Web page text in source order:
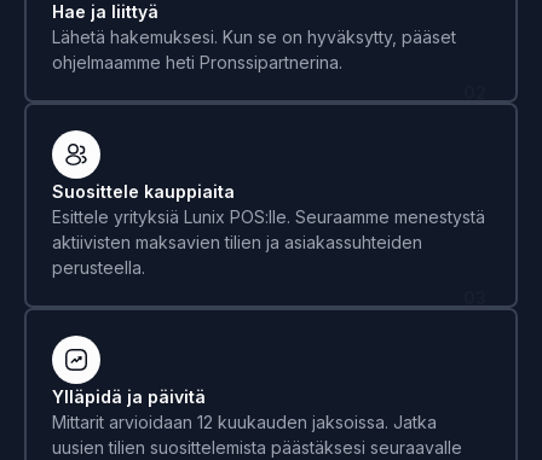
Hae ja liittyä
Lähetä hakemuksesi. Kun se on hyväksytty, pääset
ohjelmaamme heti Pronssipartnerina.
Suosittele kauppiaita
Esittele yrityksiä Lunix POS:lle. Seuraamme menestystä
aktiivisten maksavien tilien ja asiakassuhteiden
perusteella.
Ylläpidä ja päivitä
Mittarit arvioidaan 12 kuukauden jaksoissa. Jatka
uusien tilien suosittelemista päästäksesi seuraavalle